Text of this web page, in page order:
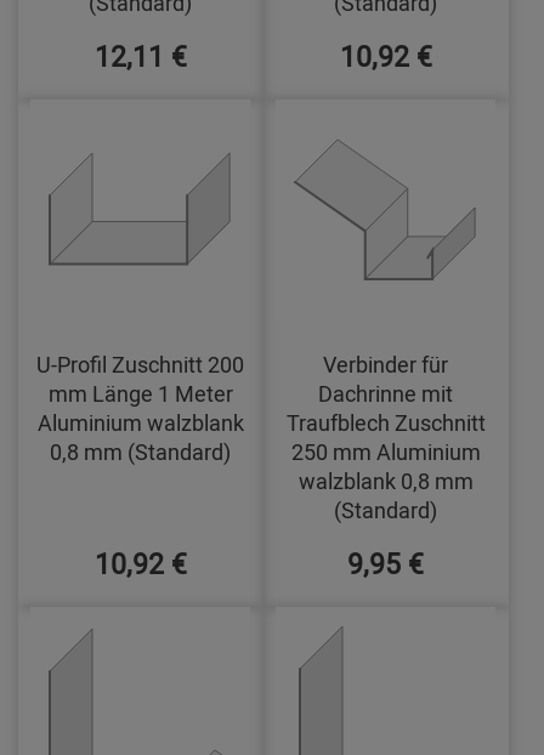
12,11 € 10,92 €
U-Profil Zuschnitt 200
mm Länge 1 Meter
Aluminium walzblank
0,8 mm (Standard)
10,92 €
Verbinder für
Dachrinne mit
Traufblech Zuschnitt
250 mm Aluminium
walzblank 0,8 mm
(Standard)
9,95 €